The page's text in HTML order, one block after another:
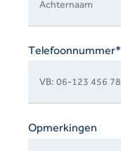
Telefoonnummer*
Opmerkingen